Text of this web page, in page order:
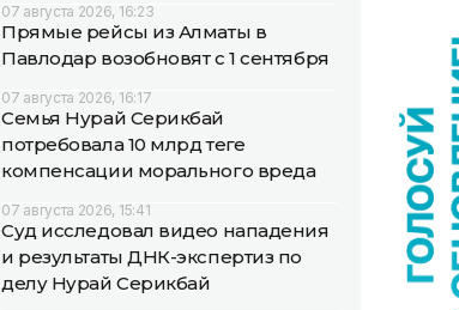
07 августа 2026, 16:23
Прямые рейсы из Алматы в
Павлодар возобновят с 1 сентября
07 августа 2026, 16:17
Семья Нурай Серикбай
потребовала 10 млрд теңге
компенсации морального вреда
07 августа 2026, 15:41
Суд исследовал видео нападения
и результаты ДНК-экспертиз по
делу Нурай Серикбай